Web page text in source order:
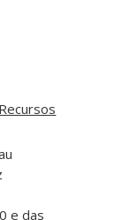
e das